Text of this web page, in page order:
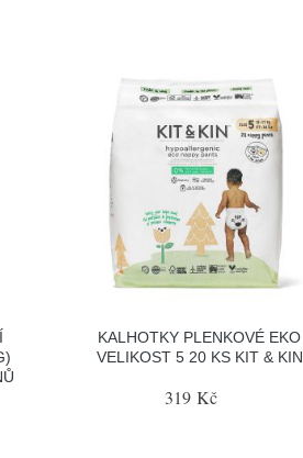
KALHOTKY PLENKOVÉ EKO
VELIKOST 5 20 KS KIT & KIN
319 Kč